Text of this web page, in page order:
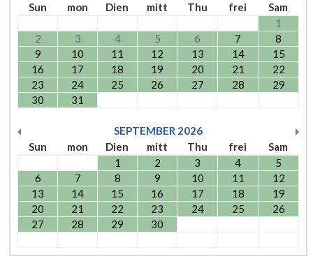
Sun
mon Dien mitt Thu frei
Sam
1
2
3 4 5 6 7
8
9
10 11 12 13 14
15
16
17 18 19 20 21
22
23
24 25 26 27 28
29
30
31
SEPTEMBER 2026
Sun
mon Dien mitt Thu frei
Sam
1
2 3 4
5
6
7 8 9 10 11
12
13
14 15 16 17 18
19
20
21 22 23 24 25
26
27
28 29 30